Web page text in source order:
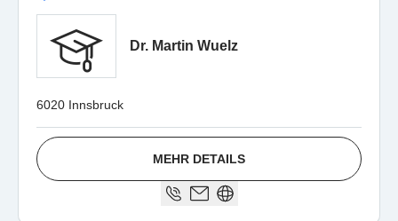
Dr. Martin Wuelz
6020 Innsbruck
MEHR DETAILS